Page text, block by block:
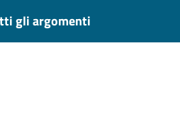
gli argomenti